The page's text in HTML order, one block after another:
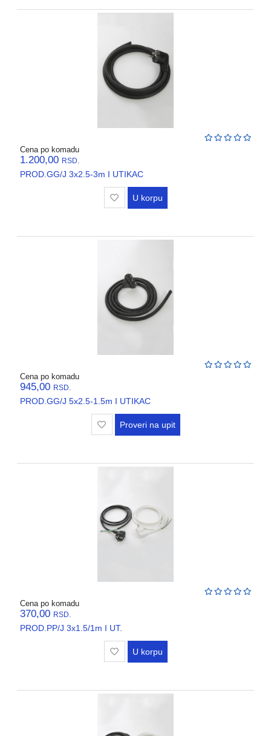
Cena po komadu
1.200,00 RSD.
PROD.GG/J 3x2.5-3m I UTIKAC
U korpu
Cena po komadu
945,00 RSD.
PROD.GG/J 5x2.5-1.5m I UTIKAC
Proveri na upit
Cena po komadu
370,00 RSD.
PROD.PP/J 3x1.5/1m I UT.
U korpu